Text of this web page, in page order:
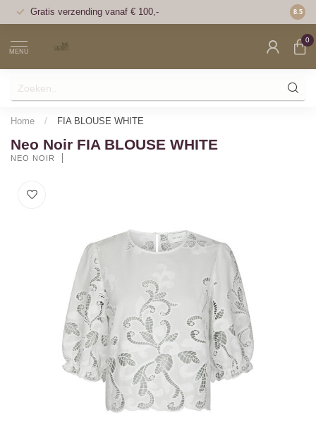
Gratis verzending vanaf € 100,- Voor
8.5
MENU
0
Home / FIA BLOUSE WHITE
Neo Noir FIA BLOUSE WHITE
NEO NOIR